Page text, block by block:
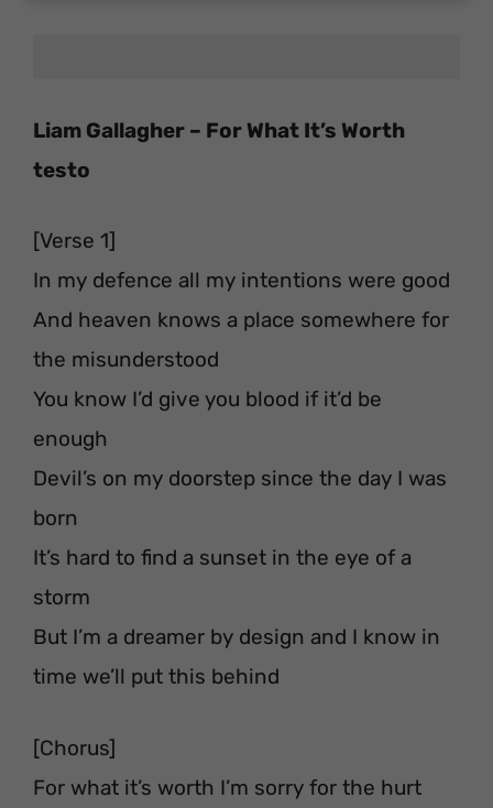
Liam Gallagher – For What It’s Worth
testo
[Verse 1]
In my defence all my intentions were good
And heaven knows a place somewhere for
the misunderstood
You know I’d give you blood if it’d be
enough
Devil’s on my doorstep since the day I was
born
It’s hard to find a sunset in the eye of a
storm
But I’m a dreamer by design and I know in
time we’ll put this behind
[Chorus]
For what it’s worth I’m sorry for the hurt